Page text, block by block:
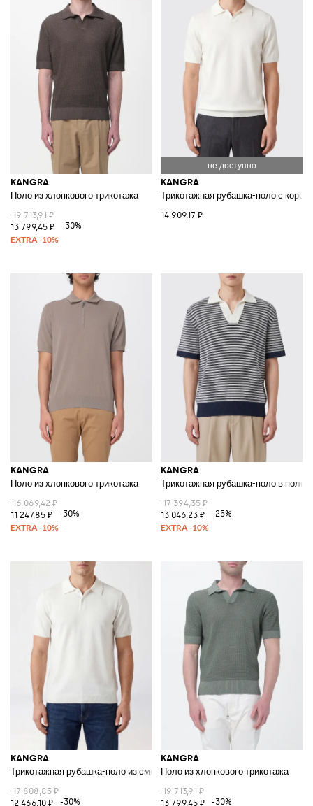
KANGRA
Поло из хлопкового трикотажа
19 713,91 ₽
13 799,45 ₽
-30%
KANGRA
Трикотажная рубашка-поло с
14 909,17 ₽
KANGRA
Поло из хлопкового трикотажа
16 069,42 ₽
11 247,85 ₽
-30%
KANGRA
Трикотажная рубашка-поло в
17 394,35 ₽
13 046,23 ₽
-25%
KANGRA
Трикотажная рубашка-поло из смесового хлопка с планкой на двух
17 808,85 ₽
12 466,10 ₽
-30%
KANGRA
Поло из хлопкового трикотажа
19 713,91 ₽
13 799,45 ₽
-30%